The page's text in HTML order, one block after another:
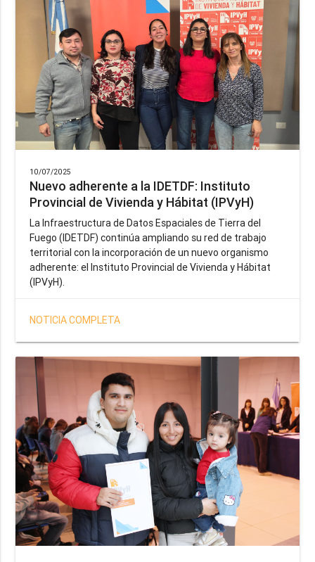
10/07/2025
Nuevo adherente a la IDETDF: Instituto
Provincial de Vivienda y Hábitat (IPVyH)
La Infraestructura de Datos Espaciales de Tierra del
Fuego (IDETDF) continúa ampliando su red de trabajo
territorial con la incorporación de un nuevo organismo
adherente: el Instituto Provincial de Vivienda y Hábitat
(IPVyH).
NOTICIA COMPLETA